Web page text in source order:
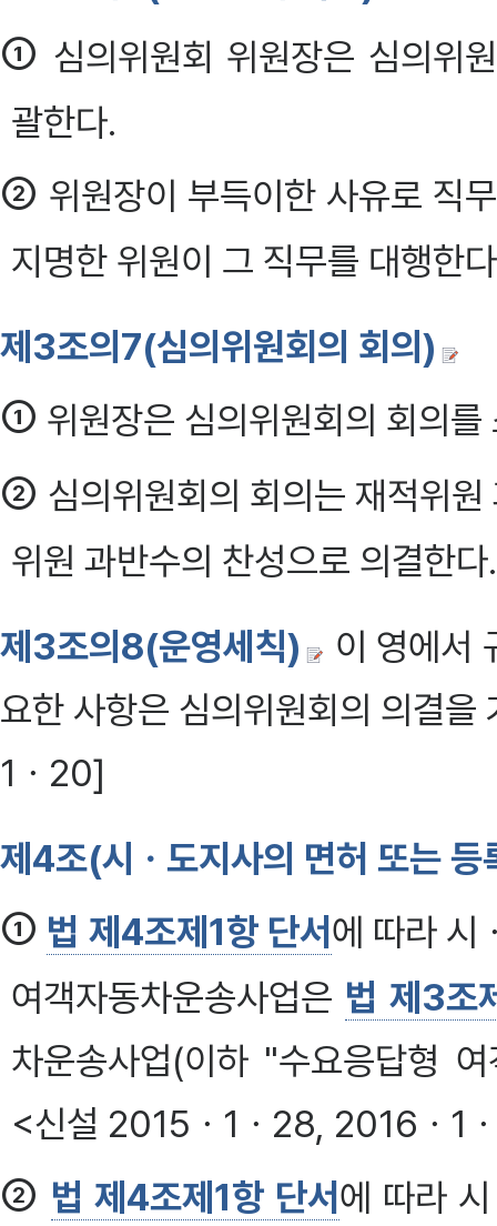
① 심의위원회 위원장은 심의위
괄한다.
② 위원장이 부득이한 사유로 직
지명한 위원이 그 직무를 대행한
제3조의7(심의위원회의 회의)
① 위원장은 심의위원회의 회의
② 심의위원회의 회의는 재적위
위원 과반수의 찬성으로 의결한
제3조의8(운영세칙)
이 영에서
요한 사항은 심의위원회의 의결
1ㆍ20]
제4조(시ㆍ도지사의 면허 또는
① 법 제4조제1항 단서 에 따라 시
여객자동차운송사업은 법 제3조
차운송사업(이하 "수요응답형
<신설 2015ㆍ1ㆍ28, 2016ㆍ1
② 법 제4조제1항 단서 에 따라